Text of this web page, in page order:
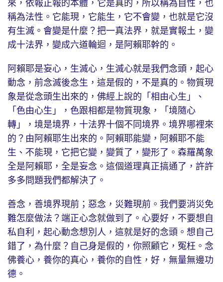
來，依報正報的本體，它是真的，所以稱為自性，也
稱為法性。它能現，它能生，它不會變，也就是它沒
有生滅。會變是什麼？把一真法界，就是實報土，變
成十法界，變成六道輪迴，是阿賴耶幹的。
阿賴耶是妄心，生滅心，生滅心就是我們念頭，起心
動念，前念滅後念生，這是假的，不是真的。物質現
象是從念頭生出來的，佛經上說的「相由心生」、
「色由心生」，色跟相都是物質現象，「境隨心
轉」，境是境界，十法界十個不同境界。境界哪裡來
的？由阿賴耶生出來的。阿賴耶能變，阿賴耶不能
生、不能現，它把它變，變質了，變形了。森羅萬象
全是阿賴耶，全是妄念。這個道理真正搞通了，許許
多多問題我們都解決了。
善念，善境界現前；惡念，災難現前。我們要消災免
難怎麼做法？端正心念就做到了。心要好，不要想自
私自利，起心動念想別人，這就是好的念頭。想自己
錯了，為什麼？自己身是假的，你照顧它，冤枉。念
佛養心，養你的真心，養你的自性，好，無量無邊功
德。